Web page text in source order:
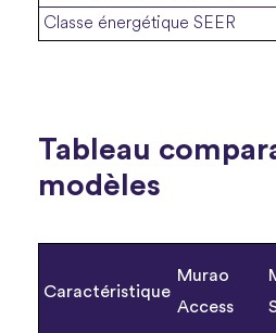
Classe énergétique SEER
Tableau
modèles
Caractéristique
Murao
Access